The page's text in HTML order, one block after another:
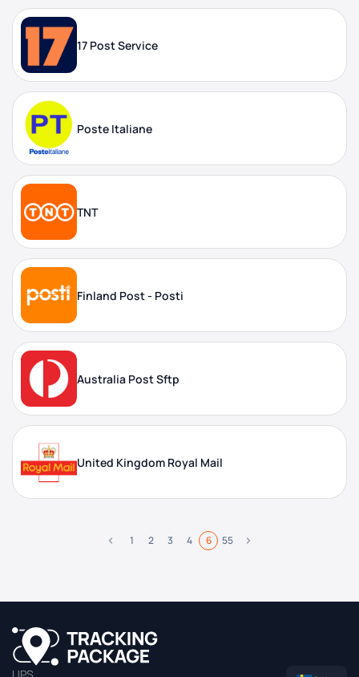
17 Post Service
Poste Italiane
TNT
Finland Post - Posti
Australia Post Sftp
United Kingdom Royal Mail
1 2 3 4 6 55